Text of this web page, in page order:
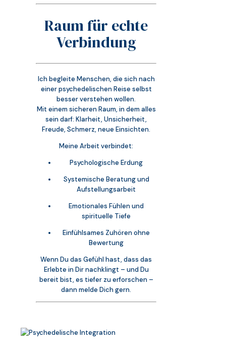
Raum für echte
Verbindung
Ich begleite Menschen, die sich nach
einer psychedelischen Reise selbst
besser verstehen wollen.
Mit einem sicheren Raum, in dem alles
sein darf: Klarheit, Unsicherheit,
Freude, Schmerz, neue Einsichten.
Meine Arbeit verbindet:
Psychologische Erdung
Systemische Beratung und
Aufstellungsarbeit
Emotionales Fühlen und
spirituelle Tiefe
Einfühlsames Zuhören ohne
Bewertung
Wenn Du das Gefühl hast, dass das
Erlebte in Dir nachklingt – und Du
bereit bist, es tiefer zu erforschen –
dann melde Dich gern.